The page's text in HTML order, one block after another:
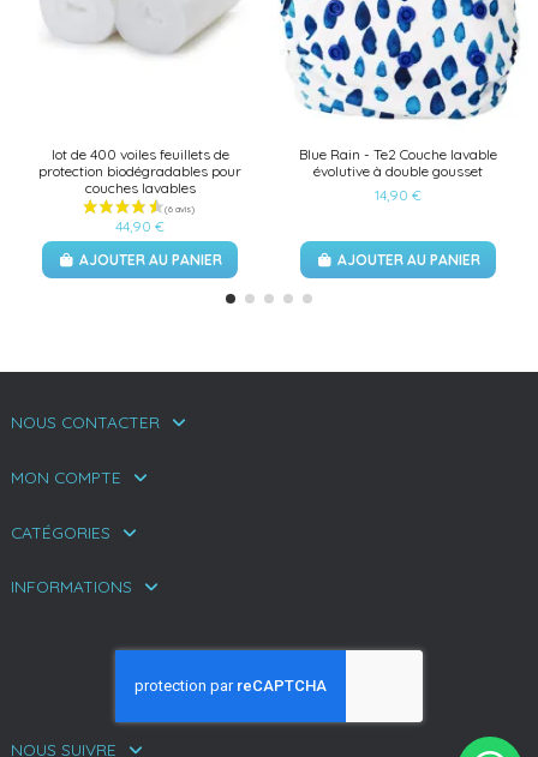
lot de 400 voiles feuillets de
protection biodégradables pour
couches lavables
44,90 €
AJOUTER AU PANIER
Blue Rain - Te2 Couche lavable
évolutive à double gousset
14,90 €
AJOUTER AU PANIER
NOUS CONTACTER
MON COMPTE
CATÉGORIES
INFORMATIONS
NOUS SUIVRE